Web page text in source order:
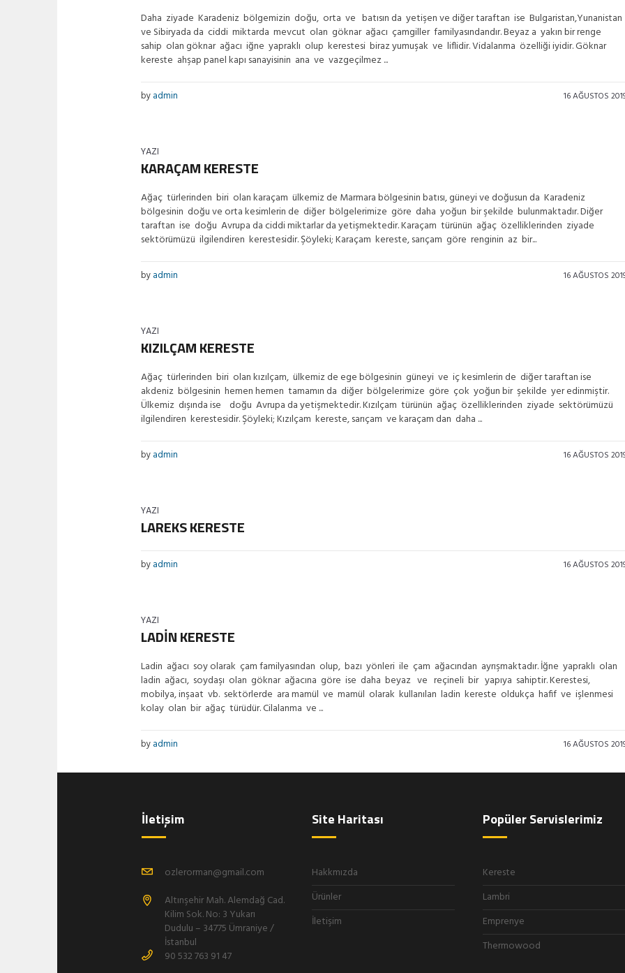
Daha ziyade Karadeniz bölgemizin doğu, orta ve batısın da yetişen ve diğer taraftan ise Bulgaristan,Yunanistan
ve Sibiryada da ciddi miktarda mevcut olan göknar ağacı çamgiller familyasındandır. Beyaz a yakın bir renge
sahip olan göknar ağacı iğne yapraklı olup kerestesi biraz yumuşak ve liflidir. Vidalanma özelliği iyidir. Göknar
kereste ahşap panel kapı sanayisinin ana ve vazgeçilmez ...
16 AĞUSTOS
byadmin
YAZI
KARAÇAM KERESTE
Ağaç türlerinden biri olan karaçam ülkemiz de Marmara bölgesinin batısı, güneyi ve doğusun da Karadeniz
bölgesinin doğu ve orta kesimlerin de diğer bölgelerimize göre daha yoğun bir şekilde bulunmaktadır. Diğer
taraftan ise doğu Avrupa da ciddi miktarlar da yetişmektedir. Karaçam türünün ağaç özelliklerinden ziyade
sektörümüzü ilgilendiren kerestesidir. Şöyleki; Karaçam kereste, sarıçam göre renginin az bir...
16 AĞUSTOS
byadmin
YAZI
KIZILÇAM KERESTE
Ağaç türlerinden biri olan kızılçam, ülkemiz de ege bölgesinin güneyi ve iç kesimlerin de diğer taraftan ise
akdeniz bölgesinin hemen hemen tamamın da diğer bölgelerimize göre çok yoğun bir şekilde yer edinmiştir.
Ülkemiz dışında ise doğu Avrupa da yetişmektedir. Kızılçam türünün ağaç özelliklerinden ziyade sektörümüzü
ilgilendiren kerestesidir. Şöyleki; Kızılçam kereste, sarıçam ve karaçam dan daha ...
16 AĞUSTOS
byadmin
YAZI
LAREKS KERESTE
16 AĞUSTOS
byadmin
YAZI
LADİN KERESTE
Ladin ağacı soy olarak çam familyasından olup, bazı yönleri ile çam ağacından ayrışmaktadır. İğne yapraklı olan
ladin ağacı, soydaşı olan göknar ağacına göre ise daha beyaz ve reçineli bir yapıya sahiptir. Kerestesi,
mobilya, inşaat vb. sektörlerde ara mamül ve mamül olarak kullanılan ladin kereste oldukça hafif ve işlenmesi
kolay olan bir ağaç türüdür. Cilalanma ve ...
16 AĞUSTOS
byadmin
İletişim
ozlerorman@gmail.com
Altınşehir Mah. Alemdağ Cad.
Kilim Sok. No: 3 Yukarı
Dudulu – 34775 Ümraniye /
İstanbul
90 532 763 91 47
Site Haritası
Hakkmızda
Ürünler
İletişim
Popüler Servislerimiz
Kereste
Lambri
Emprenye
Thermowood